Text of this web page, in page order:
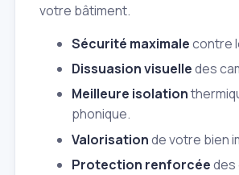
votre bâtiment.
Sécurité maximalecontre
Dissuasion visuelledes
Meilleure isolation
phonique.
Valorisationde votre bien
Protection renforcéedes